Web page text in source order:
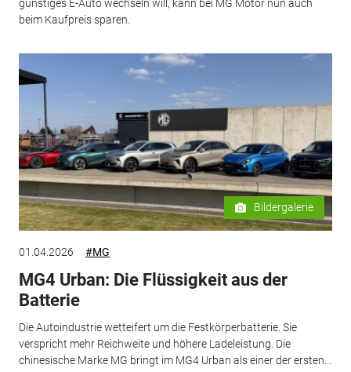
günstiges E-Auto wechseln will, kann bei MG Motor nun auch
beim Kaufpreis sparen.
Bildergalerie
01.04.2026 #MG
MG4 Urban: Die Flüssigkeit aus der
Batterie
Die Autoindustrie wetteifert um die Festkörperbatterie. Sie
verspricht mehr Reichweite und höhere Ladeleistung. Die
chinesische Marke MG bringt im MG4 Urban als einer der ersten...